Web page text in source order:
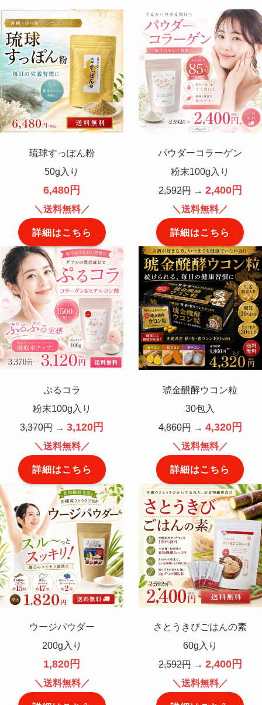
琉球すっぽん粉
50g入り
6,480円
＼送料無料／
詳細はこちら
パウダーコラーゲン
粉末100g入り
2,592円→ 2,400円
＼送料無料／
詳細はこちら
ぷるコラ
粉末100g入り
3,370円→3,120円
＼送料無料／
詳細はこちら
琥金醗酵ウコン粒
30包入
4,860円→ 4,320円
＼送料無料／
詳細はこちら
ウージパウダー
200g入り
1,820円
＼送料無料／
さとうきびごはんの素
60g入り
2,592円→ 2,400円
＼送料無料／